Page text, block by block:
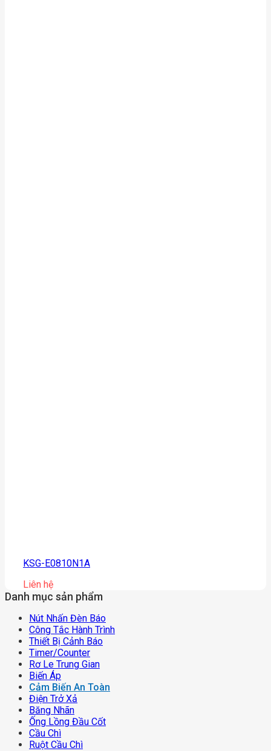
KSG-E0810N1A
Liên hệ
Danh mục sản phẩm
Nút Nhấn Đèn Báo
Công Tắc Hành Trình
Thiết Bị Cảnh Báo
Timer/counter
Rơ Le Trung Gian
Biến Áp
Cảm Biến An Toàn
Điện Trở Xả
Băng Nhãn
Ống Lồng Đầu Cốt
Cầu Chì
Ruột Cầu Chì